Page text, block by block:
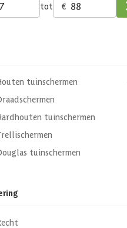
tot €
tuinschermen
tuinschermen
tuinschermen